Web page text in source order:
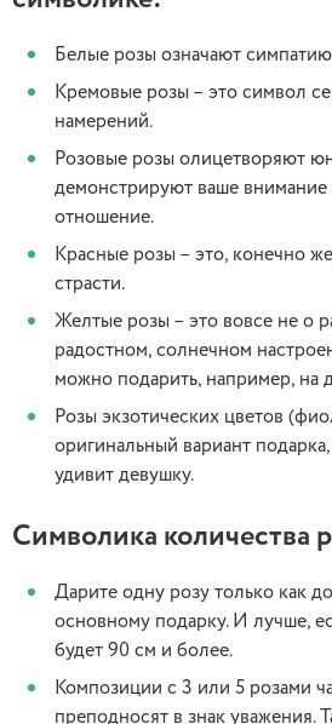
Белые розы означают
Кремовые розы – это символ
намерений.
Розовые розы олицетворяют
демонстрируют ваше внимание
отношение.
Красные розы – это, конечно
страсти.
Желтые розы – это вовсе не о
радостном, солнечном
можно подарить, например, на
Розы экзотических цветов
оригинальный вариант
удивит девушку.
Символика количества
Дарите одну розу только как
основному подарку. И лучше,
будет 90 см и более.
Композиции с 3 или 5 розами
преподносят в знак уважения.